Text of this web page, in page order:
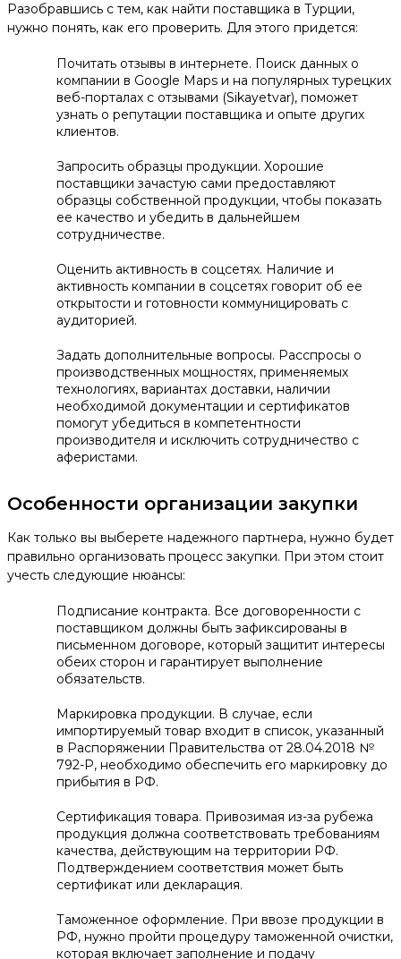
Разобравшись с тем, как найти поставщика в Турции,
нужно понять, как его проверить. Для этого придется:
Почитать отзывы в интернете. Поиск данных о
компании в Google Maps и на популярных турецких
веб-порталах с отзывами (Sikayetvar), поможет
узнать о репутации поставщика и опыте других
клиентов.
Запросить образцы продукции. Хорошие
поставщики зачастую сами предоставляют
образцы собственной продукции, чтобы показать
ее качество и убедить в дальнейшем
сотрудничестве.
Оценить активность в соцсетях. Наличие и
активность компании в соцсетях говорит об ее
открытости и готовности коммуницировать с
аудиторией.
Задать дополнительные вопросы. Расспросы о
производственных мощностях, применяемых
технологиях, вариантах доставки, наличии
необходимой документации и сертификатов
помогут убедиться в компетентности
производителя и исключить сотрудничество с
аферистами.
Особенности организации закупки
Как только вы выберете надежного партнера, нужно будет
правильно организовать процесс закупки. При этом стоит
учесть следующие нюансы:
Подписание контракта. Все договоренности с
поставщиком должны быть зафиксированы в
письменном договоре, который защитит интересы
обеих сторон и гарантирует выполнение
обязательств.
Маркировка продукции. В случае, если
импортируемый товар входит в список, указанный
в Распоряжении Правительства от 28.04.2018 №
792-Р, необходимо обеспечить его маркировку до
прибытия в РФ.
Сертификация товара. Привозимая из-за рубежа
продукция должна соответствовать требованиям
качества, действующим на территории РФ.
Подтверждением соответствия может быть
сертификат или декларация.
Таможенное оформление. При ввозе продукции в
РФ, нужно пройти процедуру таможенной очистки,
которая включает заполнение и подачу